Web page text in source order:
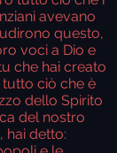
avevano
questo,
voci a Dio e
che hai creato
tutto ciò che è
dello Spirito
del nostro
hai detto: